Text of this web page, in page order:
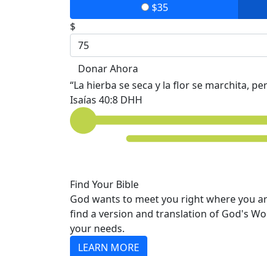
$35
$
Donar Ahora
“La hierba se seca y la flor se marchita,
Isaías 40:8 DHH
Find Your Bible
God wants to meet you right where you
find a version and translation of God's
your needs.
LEARN MORE